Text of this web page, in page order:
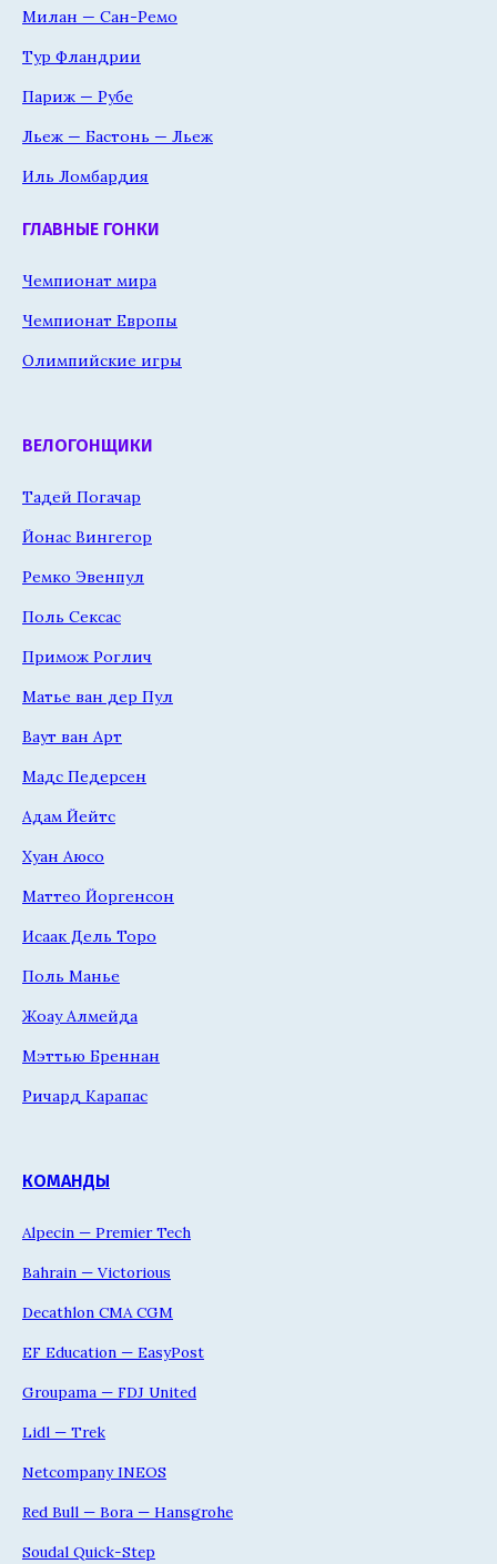
Милан — Сан-Ремо
Тур Фландрии
Париж — Рубе
Льеж — Бастонь — Льеж
Иль Ломбардия
ГЛАВНЫЕ ГОНКИ
Чемпионат мира
Чемпионат Европы
Олимпийские игры
ВЕЛОГОНЩИКИ
Тадей Погачар
Йонас Вингегор
Ремко Эвенпул
Поль Сексас
Примож Роглич
Матье ван дер Пул
Ваут ван Арт
Мадс Педерсен
Адам Йейтс
Хуан Аюсо
Маттео Йоргенсон
Исаак Дель Торо
Поль Манье
Жоау Алмейда
Мэттью Бреннан
Ричард Карапас
КОМАНДЫ
Alpecin — Premier Tech
Bahrain — Victorious
Decathlon CMA CGM
EF Education — EasyPost
Groupama — FDJ United
Lidl — Trek
Netcompany INEOS
Red Bull — Bora — Hansgrohe
Soudal Quick-Step